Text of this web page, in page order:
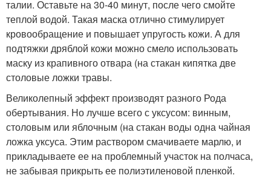
талии. Оставьте на 30-40 минут, после чего смойте
теплой водой. Такая маска отлично стимулирует
кровообращение и повышает упругость кожи. А для
подтяжки дряблой кожи можно смело использовать
маску из крапивного отвара (на стакан кипятка две
столовые ложки травы.
Великолепный эффект производят разного Рода
обертывания. Но лучше всего с уксусом: винным,
столовым или яблочным (на стакан воды одна чайная
ложка уксуса. Этим раствором смачиваете марлю, и
прикладываете ее на проблемный участок на полчаса,
не забывая прикрыть ее полиэтиленовой пленкой.